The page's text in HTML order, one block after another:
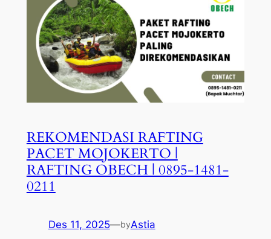
REKOMENDASI RAFTING
PACET MOJOKERTO |
RAFTING OBECH | 0895-1481-
0211
Des 11, 2025—byAstia